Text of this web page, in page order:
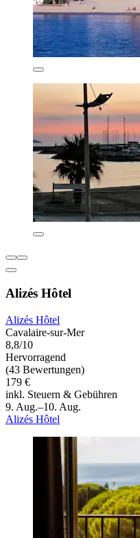
Alizés Hôtel
Alizés Hôtel
Cavalaire-sur-Mer
8,8/10
Hervorragend
(43 Bewertungen)
179 €
inkl. Steuern & Gebühren
9. Aug.–10. Aug.
Alizés Hôtel